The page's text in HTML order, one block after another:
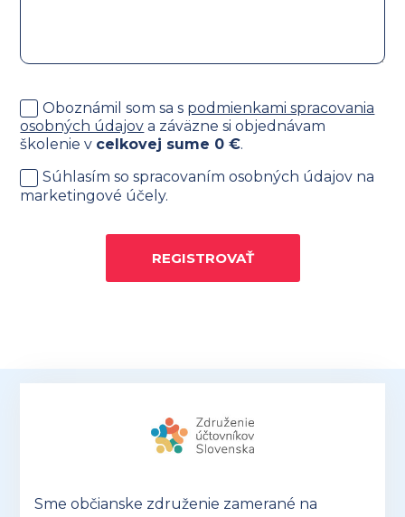
Oboznámil som sa s podmienkami spracovania
osobných údajov a záväzne si objednávam
školenie v celkovej sume 0 €.
Súhlasím so spracovaním osobných údajov na
marketingové účely.
REGISTROVAŤ
Sme občianske združenie zamerané na